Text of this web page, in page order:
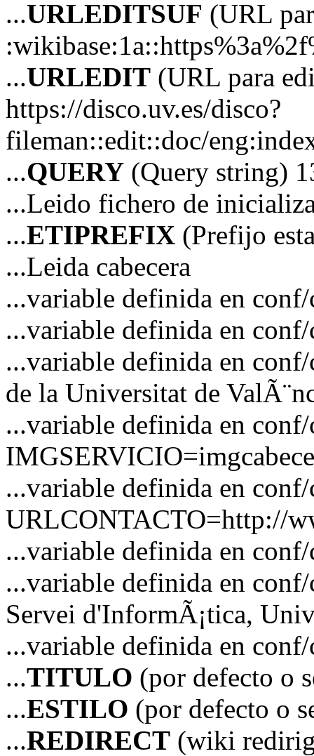
...URLEDITSUF (URL
...URLEDIT (URL para
https://disco.uv.es/disco?
fileman::edit::doc/
...QUERY (Query string)
...Leido fichero de
...ETIPREFIX (Prefijo
...Leida cabecera
...variable definida en
...variable definida en
...variable definida en
de la Universitat de
...variable definida en
...variable definida en
URLCONTACTO=http://
...variable definida en
...variable definida en
Servei d'InformÃ¡tica,
...variable definida en
...TITULO (por defecto o
...ESTILO (por defecto o
...REDIRECT (wiki